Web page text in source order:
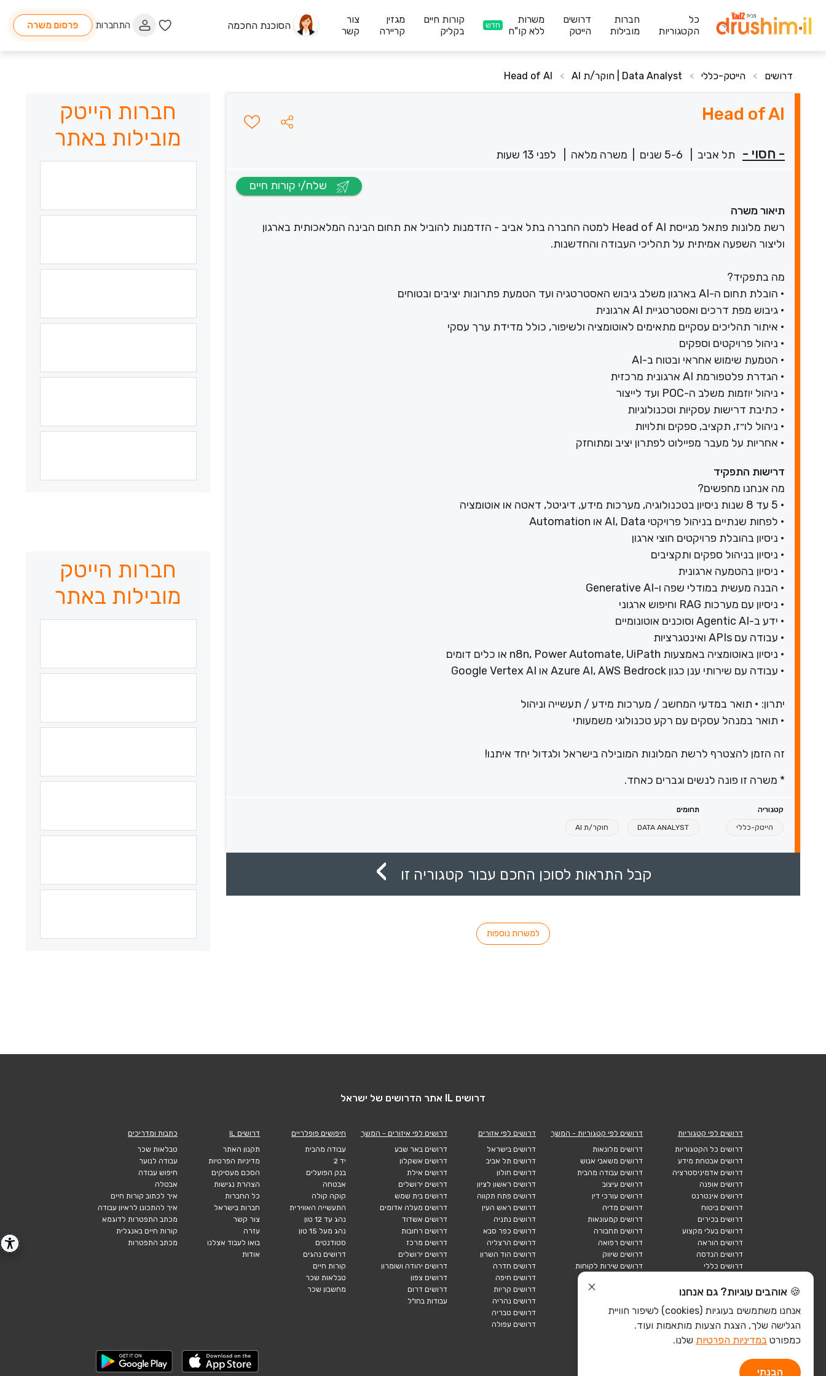
כל
הקטגוריות
חברות
מובילות
דרושים
הייטק
משרות
ללא קו"ח
חדש
קורות חיים
בקליק
מגזין
קריירה
צור
קשר
הסוכנת החכמה התחברות פרסום משרה
דרושים > הייטק-כללי > Data Analyst | חוקר/ת AI >
Head of AI
Head of AI
- חסוי - תל אביב 5-6 שנים משרה מלאה לפני 13 שעות
תיאור משרה
רשת מלונות פתאל מגייסת Head of AI למטה החברה בתל אביב - הזדמנות להוביל את תחום הבינה המלאכותית בארגון
וליצור השפעה אמיתית על תהליכי העבודה והחדשנות.
מה בתפקיד?
• הובלת תחום ה-AI בארגון משלב גיבוש האסטרטגיה ועד הטמעת פתרונות יציבים ובטוחים
• גיבוש מפת דרכים ואסטרטגיית AI ארגונית
• איתור תהליכים עסקיים מתאימים לאוטומציה ולשיפור, כולל מדידת ערך עסקי
• ניהול פרויקטים וספקים
• הטמעת שימוש אחראי ובטוח ב-AI
• הגדרת פלטפורמת AI ארגונית מרכזית
• ניהול יוזמות משלב ה-POC ועד לייצור
• כתיבת דרישות עסקיות וטכנולוגיות
• ניהול לו״ז, תקציב, ספקים ותלויות
• אחריות על מעבר מפיילוט לפתרון יציב ומתוחזק
דרישות התפקיד
מה אנחנו מחפשים?
• 5 עד 8 שנות ניסיון בטכנולוגיה, מערכות מידע, דיגיטל, דאטה או אוטומציה
• לפחות שנתיים בניהול פרויקטי AI, Data או Automation
• ניסיון בהובלת פרויקטים חוצי ארגון
• ניסיון בניהול ספקים ותקציבים
• ניסיון בהטמעה ארגונית
• הבנה מעשית במודלי שפה ו-Generative AI
• ניסיון עם מערכות RAG וחיפוש ארגוני
• ידע ב-Agentic AI וסוכנים אוטונומיים
• עבודה עם APIs ואינטגרציות
• ניסיון באוטומציה באמצעות n8n, Power Automate, UiPath או כלים דומים
• עבודה עם שירותי ענן כגון Azure AI, AWS Bedrock או Google Vertex AI
יתרון: • תואר במדעי המחשב / מערכות מידע / תעשייה וניהול
• תואר במנהל עסקים עם רקע טכנולוגי משמעותי
זה הזמן להצטרף לרשת המלונות המובילה בישראל ולגדול יחד איתנו!
* משרה זו פונה לנשים וגברים כאחד.
קטגוריה תחומים
הייטק-כללי DATA ANALYST חוקר/ת AI
קבל התראות לסוכן החכם עבור קטגוריה זו
למשרות נוספות
חברות הייטק
מובילות באתר
חברות הייטק
מובילות באתר
דרושים IL אתר הדרושים של ישראל
דרושים לפי קטגוריות
דרושים כל הקטגוריות
דרושים אבטחת מידע
דרושים אדמיניסטרציה
דרושים אופנה
דרושים אינטרנט
דרושים ביטוח
דרושים בכירים
דרושים בעלי מקצוע
דרושים הוראה
דרושים הנדסה
דרושים כללי
דרושים לוגיסטיקה
דרושים מכירות
הייטק חומרה
דרושים לפי קטגוריות - המשך
דרושים מלונאות
דרושים משאבי אנוש
דרושים עבודה מהבית
דרושים עיצוב
דרושים עורכי דין
דרושים מדיה
דרושים קמעונאות
דרושים תחבורה
דרושים רפואה
דרושים שיווק
דרושים שירות לקוחות
הייטק כללי
הייטק תוכנה
דרושים לפי אזורים
דרושים בישראל
דרושים תל אביב
דרושים חולון
דרושים ראשון לציון
דרושים פתח תקווה
דרושים ראש העין
דרושים נתניה
דרושים כפר סבא
דרושים הרצליה
דרושים הוד השרון
דרושים חדרה
דרושים חיפה
דרושים קריות
דרושים נהריה
דרושים טבריה
דרושים עפולה
דרושים לפי איזורים - המשך
דרושים באר שבע
דרושים אשקלון
דרושים אילת
דרושים ירושלים
דרושים בית שמש
דרושים מעלה אדומים
דרושים אשדוד
דרושים רחובות
דרושים מרכז
דרושים ירושלים
דרושים יהודה ושומרון
דרושים צפון
דרושים דרום
עבודות בחו"ל
חיפושים פופלריים
עבודה מהבית
יד 2
בנק הפועלים
אבטחה
קוקה קולה
התעשייה האווירית
נהג עד 12 טון
נהג מעל 15 טון
סטודנטים
דרושים נהגים
קורות חיים
טבלאות שכר
מחשבון שכר
דרושים IL
תקנון האתר
מדיניות הפרטיות
הסכם מעסיקים
הצהרת נגישות
כל החברות
חברות בישראל
צור קשר
עזרה
בואו לעבוד אצלנו
אודות
כתבות ומדריכים
טבלאות שכר
עבודה לנוער
חיפוש עבודה
אבטלה
איך לכתוב קורות חיים
איך להתכונן לראיון עבודה
מכתב התפטרות לדוגמא
קורות חיים באנגלית
מכתב התפטרות
🍪 אוהבים עוגיות? גם אנחנו
אנחנו משתמשים בעוגיות (cookies) לשיפור חוויית
הגלישה שלך, הצגת הצעות מותאמות ועוד.
כמפורט במדיניות הפרטיות שלנו.
הבנתי